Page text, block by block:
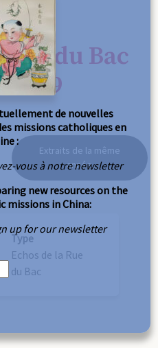
du Bac
Extraits de la même
année
Type
Echos de la Rue
du Bac
de nouvelles
missions catholiques en
:
vous à notre newsletter
new resources on the
missions in China:
up for our newsletter